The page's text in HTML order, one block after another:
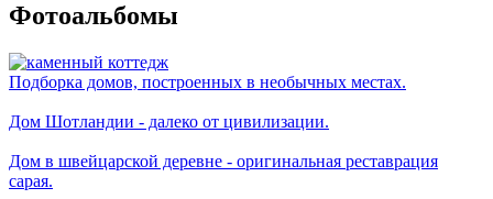
Фотоальбомы
Подборка домов, построенных в необычных местах.
Дом Шотландии - далеко от цивилизации.
Дом в швейцарской деревне - оригинальная реставрация
сарая.